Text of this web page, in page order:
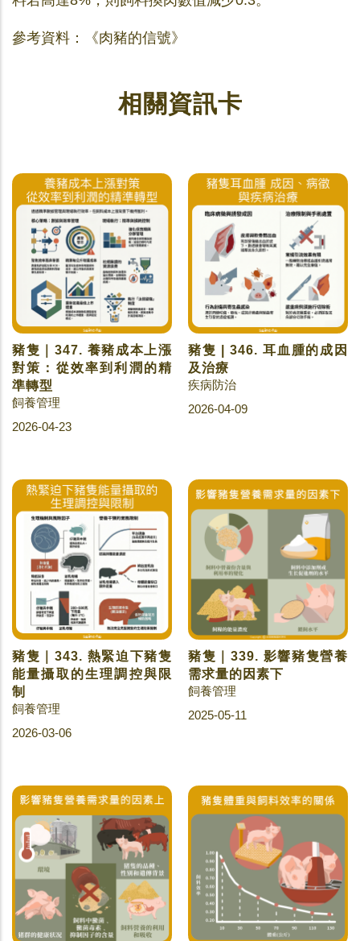
參考資料：《肉豬的信號》
相關資訊卡
豬隻｜347. 養豬成本上漲
對策：從效率到利潤的精
準轉型
飼養管理
2026-04-23
豬隻 | 346. 耳血腫的成因
及治療
疾病防治
2026-04-09
豬隻｜343. 熱緊迫下豬隻
能量攝取的生理調控與限
制
飼養管理
2026-03-06
豬隻｜339. 影響豬隻營養
需求量的因素下
飼養管理
2025-05-11